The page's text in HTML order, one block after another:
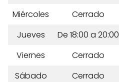
Miércoles
Cerrado
Jueves
De 18:00 a 20:00
Viernes
Cerrado
Sábado
Cerrado